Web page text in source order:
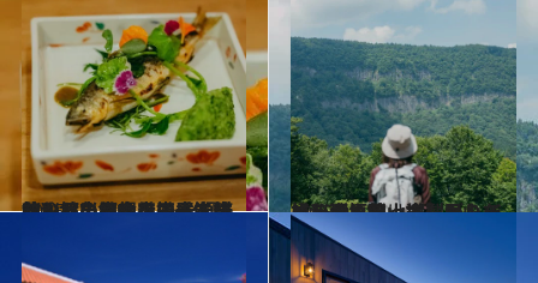
2025.10.11
秋山郷の余韻を携えて《秘境の美食宿・尾瀬十帖》へ。郷土の四季を味わい、魚沼の希少米を堪能…ガストロノミー体験をお目当てに
旅＆お出かけ 2025.9.21
【秘境・秋山郷】トレイルを歩く旅。木製吊り橋、石垣田、さながらジャングルの山道...里山をゆっくり巡って
旅＆お出かけ